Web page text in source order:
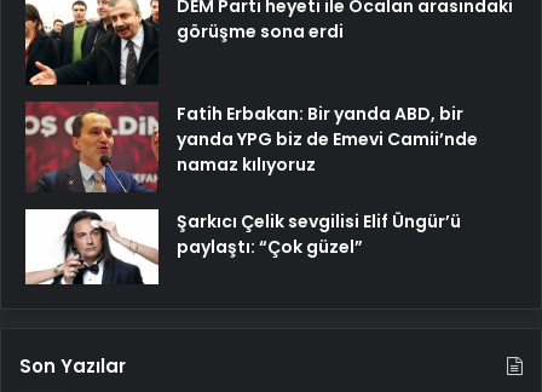
DEM Parti heyeti ile Öcalan arasındaki
görüşme sona erdi
Fatih Erbakan: Bir yanda ABD, bir
yanda YPG biz de Emevi Camii’nde
namaz kılıyoruz
Şarkıcı Çelik sevgilisi Elif Üngür’ü
paylaştı: “Çok güzel”
Son Yazılar